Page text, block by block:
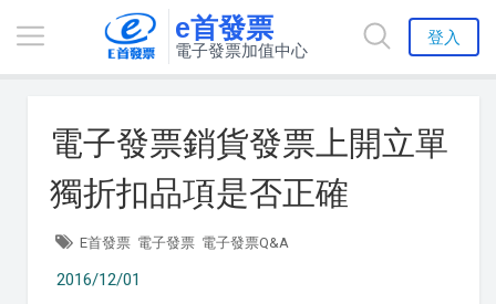
e首發票
電子發票加值中心
登入
電子發票銷貨發票上開立單
獨折扣品項是否正確
E首發票 電子發票 電子發票Q&A
2016/12/01